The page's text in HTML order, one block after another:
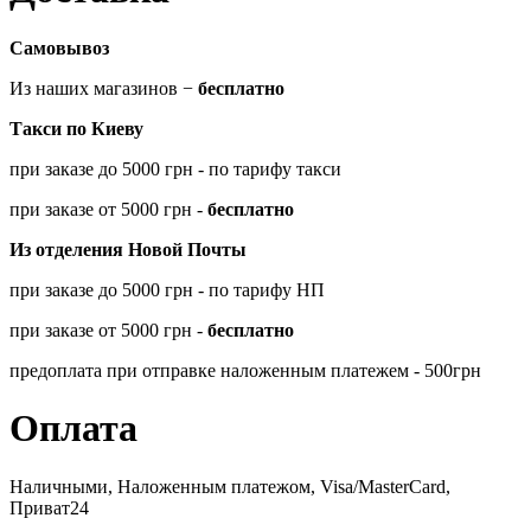
Самовывоз
Из наших магазинов − бесплатно
Такси по Киеву
при заказе до 5000 грн - по тарифу такси
при заказе от 5000 грн - бесплатно
Из отделения Новой Почты
при заказе до 5000 грн - по тарифу НП
при заказе от 5000 грн - бесплатно
предоплата при отправке наложенным платежем - 500грн
Оплата
Наличными, Наложенным платежом, Visa/MasterCard,
Приват24